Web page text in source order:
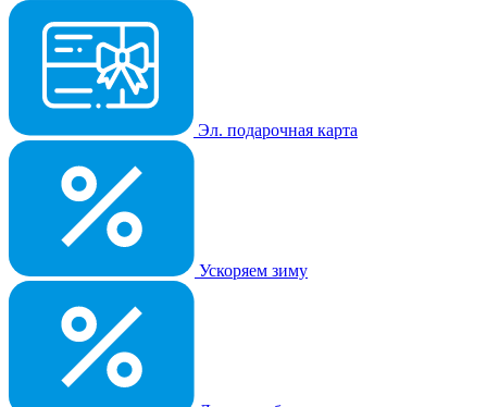
Эл. подарочная карта
Ускоряем зиму